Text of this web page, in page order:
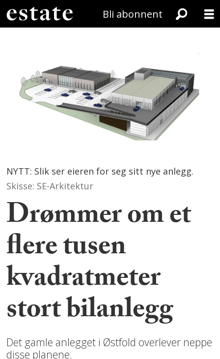
Bli abonnent
NYTT: Slik ser eieren for seg sitt nye anlegg.
Skisse: SE-Arkitektur
Drømmer om et
flere tusen
kvadratmeter
stort bilanlegg
Det gamle anlegget i Østfold overlever neppe
disse planene.